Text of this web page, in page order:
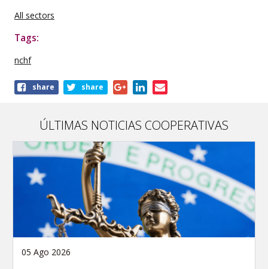
All sectors
Tags:
nchf
Shareshare share
ÚLTIMAS NOTICIAS COOPERATIVAS
05 Ago 2026